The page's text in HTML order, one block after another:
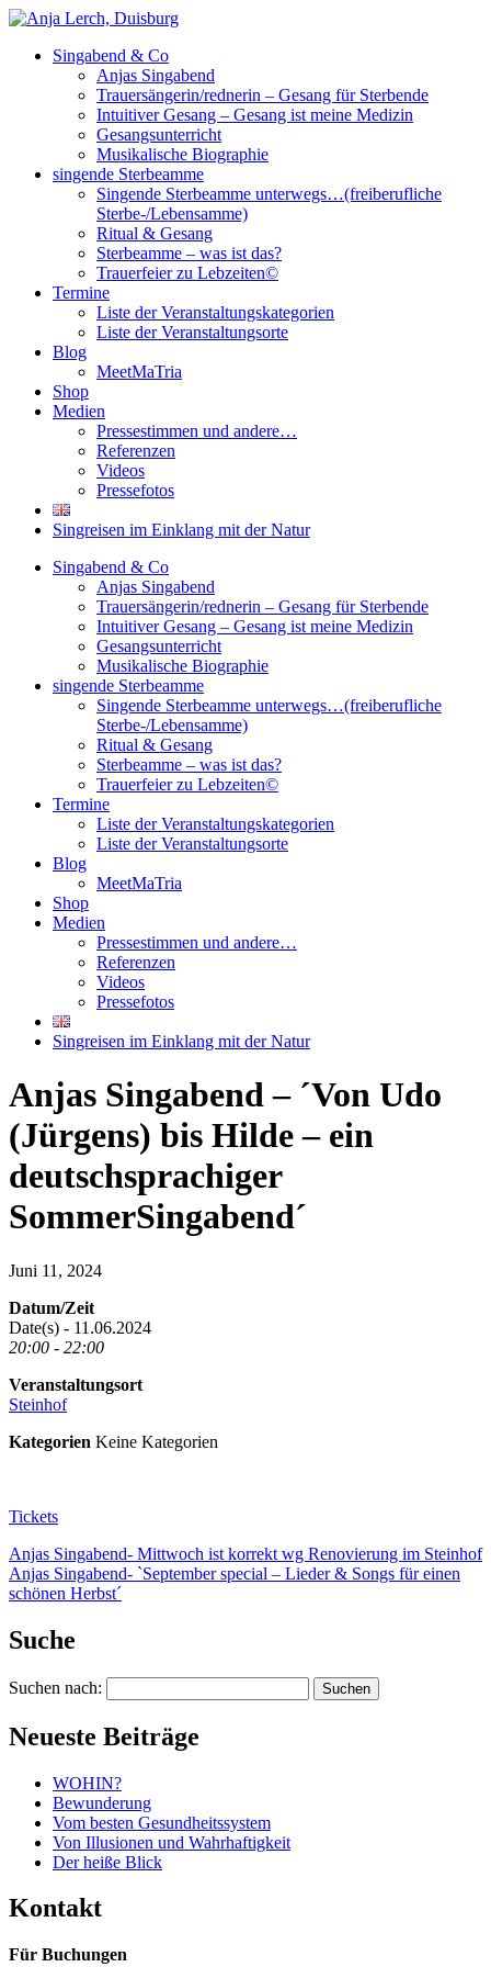
Anjas Welt
Singende Sterbeamme
Singabend & Co
Anjas Singabend
Trauersängerin/rednerin – Gesang für Sterbende
Intuitiver Gesang – Gesang ist meine Medizin
Gesangsunterricht
Musikalische Biographie
singende Sterbeamme
Singende Sterbeamme unterwegs…(freiberufliche
Sterbe-/Lebensamme)
Ritual & Gesang
Sterbeamme – was ist das?
Trauerfeier zu Lebzeiten©
Termine
Liste der Veranstaltungskategorien
Liste der Veranstaltungsorte
Blog
MeetMaTria
Shop
Medien
Pressestimmen und andere…
Referenzen
Videos
Pressefotos
Singreisen im Einklang mit der Natur
Singabend & Co
Anjas Singabend
Trauersängerin/rednerin – Gesang für Sterbende
Intuitiver Gesang – Gesang ist meine Medizin
Gesangsunterricht
Musikalische Biographie
singende Sterbeamme
Singende Sterbeamme unterwegs…(freiberufliche
Sterbe-/Lebensamme)
Ritual & Gesang
Sterbeamme – was ist das?
Trauerfeier zu Lebzeiten©
Termine
Liste der Veranstaltungskategorien
Liste der Veranstaltungsorte
Blog
MeetMaTria
Shop
Medien
Pressestimmen und andere…
Referenzen
Videos
Pressefotos
Singreisen im Einklang mit der Natur
Anjas Singabend – ´Von Udo
(Jürgens) bis Hilde – ein
deutschsprachiger
SommerSingabend´
Juni 11, 2024
Datum/Zeit
Date(s) - 11.06.2024
20:00 - 22:00
Veranstaltungsort
Steinhof
Kategorien Keine Kategorien
Tickets
Anjas Singabend- Mittwoch ist korrekt wg Renovierung im Steinhof
Anjas Singabend- `September special – Lieder & Songs für einen
schönen Herbst´
Suche
Suchen nach:
Neueste Beiträge
WOHIN?
Bewunderung
Vom besten Gesundheitssystem
Von Illusionen und Wahrhaftigkeit
Der heiße Blick
Kontakt
Für Buchungen